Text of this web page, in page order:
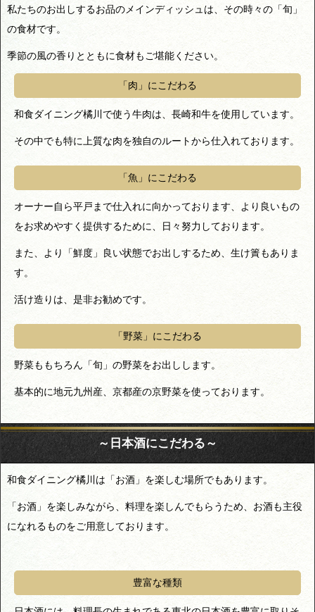
私たちのお出しするお品のメインディッシュは、その時々の「旬」
の食材です。
季節の風の香りとともに食材もご堪能ください。
「肉」にこだわる
和食ダイニング橘川で使う牛肉は、長崎和牛を使用しています。
その中でも特に上質な肉を独自のルートから仕入れております。
「魚」にこだわる
オーナー自ら平戸まで仕入れに向かっております、より良いもの
をお求めやすく提供するために、日々努力しております。
また、より「鮮度」良い状態でお出しするため、生け簀もありま
す。
活け造りは、是非お勧めです。
「野菜」にこだわる
野菜ももちろん「旬」の野菜をお出しします。
基本的に地元九州産、京都産の京野菜を使っております。
～日本酒にこだわる～
和食ダイニング橘川は「お酒」を楽しむ場所でもあります。
「お酒」を楽しみながら、料理を楽しんでもらうため、お酒も主役
になれるものをご用意しております。
豊富な種類